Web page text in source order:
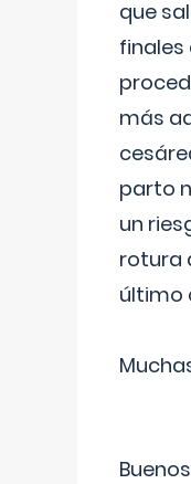
que
finales
más
parto
un
rotura
último